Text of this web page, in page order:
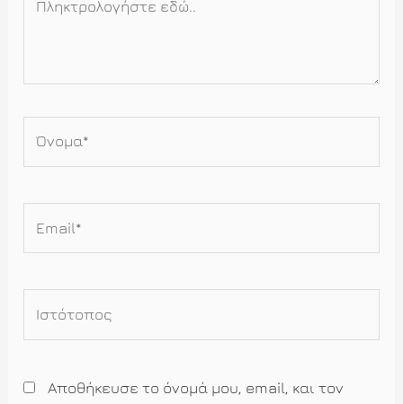
Αποθήκευσε το όνομά μου, email, και τον